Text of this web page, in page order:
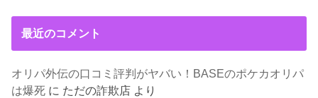
最近のコメント
オリパ外伝の口コミ評判がヤバい！BASEのポケカオリパ
は爆死 に ただの詐欺店 より